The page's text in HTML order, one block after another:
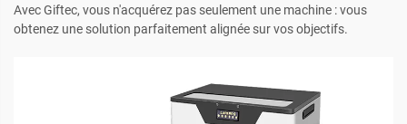
Avec Giftec, vous n'acquérez pas seulement une machine : vous
obtenez une solution parfaitement alignée sur vos objectifs.